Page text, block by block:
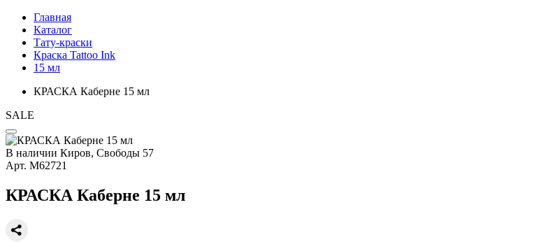
Главная
Каталог
Тату-краски
Краска Tattoo Ink
15 мл
КРАСКА Каберне 15 мл
SALE
В наличии Киров, Свободы 57
Арт. М62721
КРАСКА Каберне 15 мл